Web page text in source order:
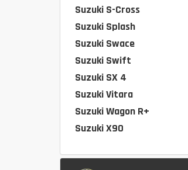
Suzuki S-Cross
Suzuki Splash
Suzuki Swace
Suzuki Swift
Suzuki SX 4
Suzuki Vitara
Suzuki Wagon R+
Suzuki X90